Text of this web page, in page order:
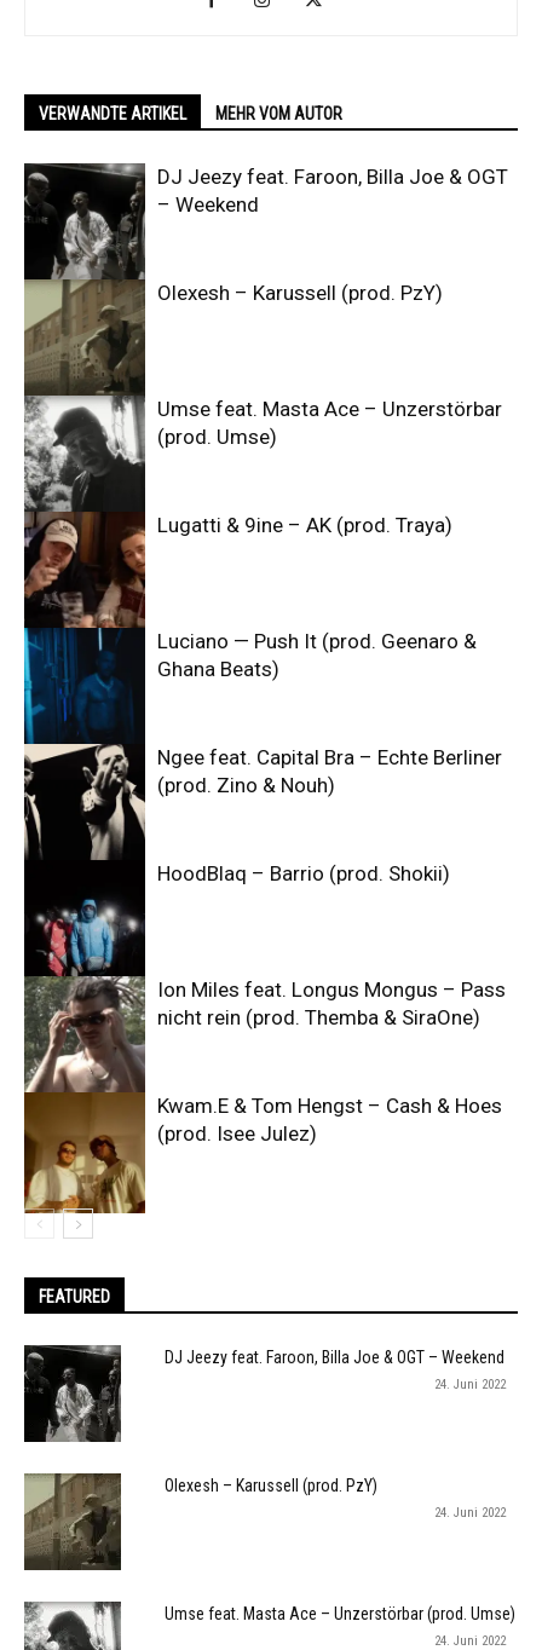
VERWANDTE ARTIKEL MEHR VOM AUTOR
DJ Jeezy feat. Faroon, Billa Joe & OGT
– Weekend
Olexesh – Karussell (prod. PzY)
Umse feat. Masta Ace – Unzerstörbar
(prod. Umse)
Lugatti & 9ine – AK (prod. Traya)
Luciano — Push It (prod. Geenaro &
Ghana Beats)
Ngee feat. Capital Bra – Echte Berliner
(prod. Zino & Nouh)
HoodBlaq – Barrio (prod. Shokii)
Ion Miles feat. Longus Mongus – Pass
nicht rein (prod. Themba & SiraOne)
Kwam.E & Tom Hengst – Cash & Hoes
(prod. Isee Julez)
FEATURED
DJ Jeezy feat. Faroon, Billa Joe & OGT – Weekend
24. Juni 2022
Olexesh – Karussell (prod. PzY)
24. Juni 2022
Umse feat. Masta Ace – Unzerstörbar (prod. Umse)
24. Juni 2022